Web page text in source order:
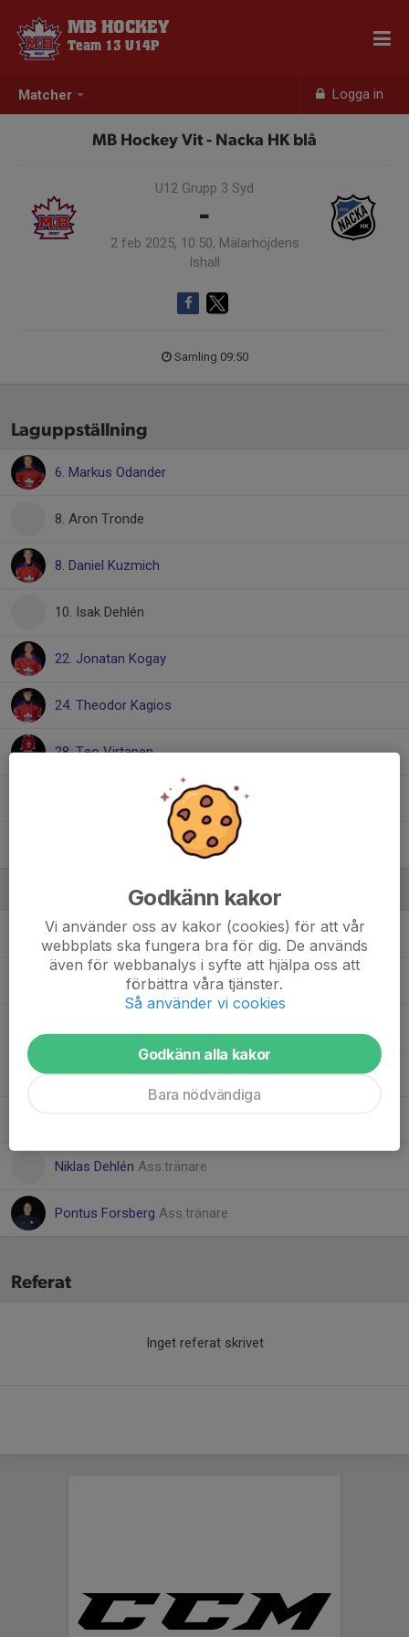
Matcher Logga in
MB HOCKEY
Team 13 U14P
MB Hockey Vit - Nacka HK blå
U12 Grupp 3 Syd
-
2 feb 2025, 10:50, Mälarhöjdens
Ishall
Samling 09:50
Laguppställning
6. Markus Odander
8. Aron Tronde
8. Daniel Kuzmich
10. Isak Dehlén
22. Jonatan Kogay
24. Theodor Kagios
28. Teo Virtanen
29. Louie Riddersjö
35. Jack Jakobsson
Andrei KuzmichMaterialförvaltare
Daniel RiddersjöAss. Tränare
Jonas HultquistMaterialförvaltare
Niklas Dehlén Ass.tränare
Pontus Forsberg Ass.tränare
Referat
Inget referat skrivet
Godkänn kakor
Vi använder oss av kakor (cookies) för att vår
webbplats ska fungera bra för dig. De används
även för webbanalys i syfte att hjälpa oss att
förbättra våra tjänster.
Så använder vi cookies
Godkänn alla kakor
Bara nödvändiga